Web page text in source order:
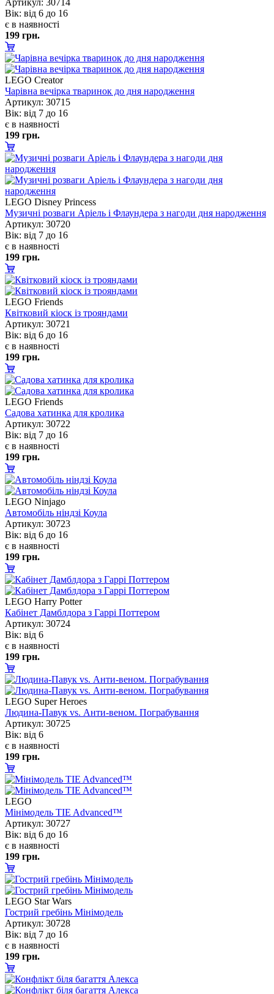
Артикул: 30714
ік: від 6 до 16
є в наявності
199 грн.
LEGO Creator
Чарівна вечірка тваринок до дня народження
Артикул: 30715
ік: від 7 до 16
є в наявності
199 грн.
LEGO Disney Princess
Музичні розваги Аріель і Флаундера з нагоди дня народження
Артикул: 30720
ік: від 7 до 16
є в наявності
199 грн.
LEGO Friends
Квітковий кіоск із трояндами
Артикул: 30721
ік: від 6 до 16
є в наявності
199 грн.
LEGO Friends
Садова хатинка для кролика
Артикул: 30722
ік: від 7 до 16
є в наявності
199 грн.
LEGO Ninjago
Автомобіль ніндзі Коула
Артикул: 30723
ік: від 6 до 16
є в наявності
199 грн.
LEGO Harry Potter
Кабінет Дамблдора з Гаррі Поттером
Артикул: 30724
ік: від 6
є в наявності
199 грн.
LEGO Super Heroes
Людина-Павук vs. Анти-веном. Пограбування
Артикул: 30725
ік: від 6
є в наявності
199 грн.
LEGO
Мінімодель TIE Advanced™
Артикул: 30727
ік: від 6 до 16
є в наявності
199 грн.
LEGO Star Wars
Гострий гребінь Мінімодель
Артикул: 30728
ік: від 7 до 16
є в наявності
199 грн.